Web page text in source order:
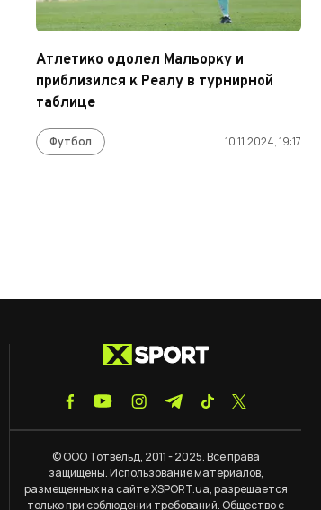
Атлетико одолел Мальорку и
приблизился к Реалу в турнирной
таблице
Футбол 10.11.2024, 19:17
© ООО Тотвельд, 2011 - 2025. Все права
защищены. Использование материалов,
размещенных на сайте XSPORT.ua, разрешается
только при соблюдении требований. Общество с